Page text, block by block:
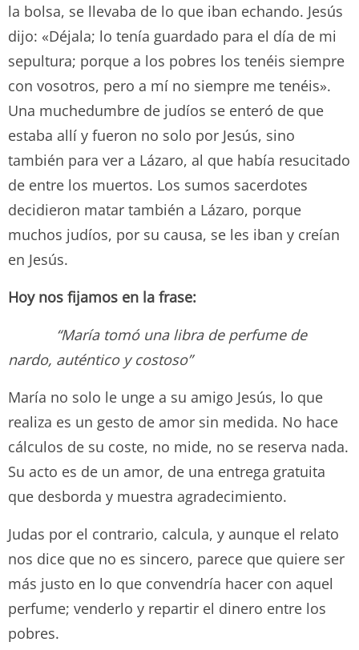
la bolsa, se llevaba de lo que iban echando. Jesús
dijo: «Déjala; lo tenía guardado para el día de mi
sepultura; porque a los pobres los tenéis siempre
con vosotros, pero a mí no siempre me tenéis».
Una muchedumbre de judíos se enteró de que
estaba allí y fueron no solo por Jesús, sino
también para ver a Lázaro, al que había resucitado
de entre los muertos. Los sumos sacerdotes
decidieron matar también a Lázaro, porque
muchos judíos, por su causa, se les iban y creían
en Jesús.
Hoy nos fijamos en la frase:
“María tomó una libra de perfume de
nardo, auténtico y costoso”
María no solo le unge a su amigo Jesús, lo que
realiza es un gesto de amor sin medida. No hace
cálculos de su coste, no mide, no se reserva nada.
Su acto es de un amor, de una entrega gratuita
que desborda y muestra agradecimiento.
Judas por el contrario, calcula, y aunque el relato
nos dice que no es sincero, parece que quiere ser
más justo en lo que convendría hacer con aquel
perfume; venderlo y repartir el dinero entre los
pobres.